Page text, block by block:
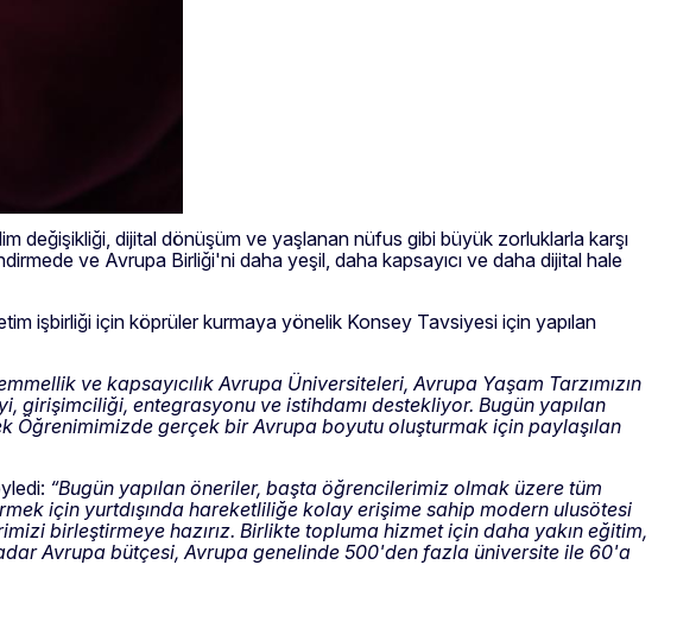
değişikliği, dijital dönüşüm ve yaşlanan nüfus gibi büyük zorluklarla karşı
ve Avrupa Birliği'ni daha yeşil, daha kapsayıcı ve daha dijital hale
işbirliği için köprüler kurmaya yönelik Konsey Tavsiyesi için yapılan
ve kapsayıcılık Avrupa Üniversiteleri, Avrupa Yaşam Tarzımızın
girişimciliği, entegrasyonu ve istihdamı destekliyor. Bugün yapılan
Öğrenimimizde gerçek bir Avrupa boyutu oluşturmak için paylaşılan
“Bugün yapılan öneriler, başta öğrencilerimiz olmak üzere tüm
için yurtdışında hareketliliğe kolay erişime sahip modern ulusötesi
birleştirmeye hazırız. Birlikte topluma hizmet için daha yakın eğitim,
Avrupa bütçesi, Avrupa genelinde 500'den fazla üniversite ile 60'a